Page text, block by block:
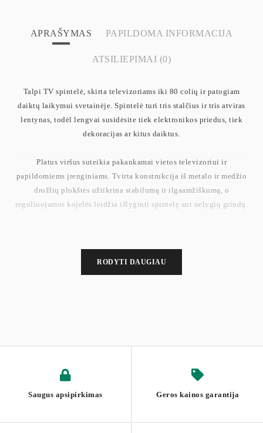
APRAŠYMAS PAPILDOMA INFORMACIJA
ATSILIEPIMAI (0)
Talpi TV spintelė, skirta televizoriams iki 80 colių ir patogiam
daiktų laikymui svetainėje. Spintelė turi tris stalčius ir tris atviras
lentynas, todėl lengvai susidėsite tiek elektronikos priedus, tiek
dekoracijas ar kitus daiktus.
Platus viršus suteikia pakankamai vietos televizoriui ir
papildomiems įrenginiams. Tvirta konstrukcija iš metalo ir medžio
drožlių plokštės užtikrina stabilumą ir ilgaamžiškumą, o
reguliuojamos kojelės leidžia išlyginti spintelę ant nelygių grindų.
instrukcijų ir pažymėtų detalių.
RODYTI DAUGIAU
Saugus apsipirkimas Geros kainos garantija